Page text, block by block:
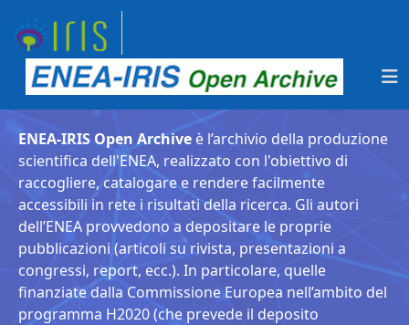
ENEA-IRIS Open Archive è l’archivio della produzione
scientifica dell'ENEA, realizzato con l'obiettivo di
raccogliere, catalogare e rendere facilmente
accessibili in rete i risultati della ricerca. Gli autori
dell’ENEA provvedono a depositare le proprie
pubblicazioni (articoli su rivista, presentazioni a
congressi, report, ecc.). In particolare, quelle
finanziate dalla Commissione Europea nell’ambito del
programma H2020 (che prevede il deposito